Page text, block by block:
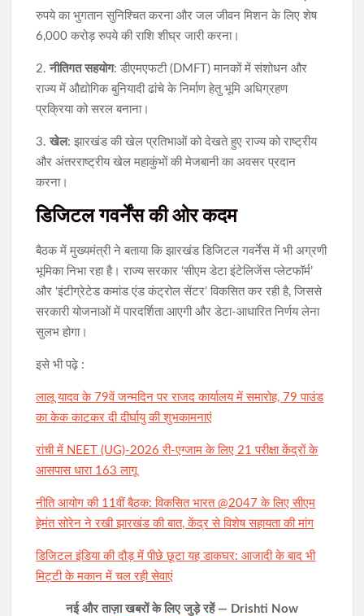
रुपये का भुगतान सुनिश्चित करना और जल जीवन मिशन के लिए शेष
6,000 करोड़ रुपये की राशि शीघ्र जारी करना।
2.नीतिगत सहयोग: डीएमएफटी (DMFT) मानकों में संशोधन और
राज्य में औद्योगिक बुनियादी ढांचे के निर्माण हेतु भूमि अधिग्रहण
प्रक्रिया को सरल बनाना।
3.खेल: झारखंड की खेल प्रतिभाओं को देखते हुए राज्य को राष्ट्रीय
और अंतरराष्ट्रीय खेल महाकुंभों की मेजबानी का अवसर प्रदान
करना।
डिजिटल गवर्नेंस की ओर कदम
बैठक में मुख्यमंत्री ने बताया कि झारखंड डिजिटल गवर्नेंस में भी अग्रणी
भूमिका निभा रहा है। राज्य सरकार ‘सीएम डेटा इंटेलिजेंस प्लेटफॉर्म’
और ‘इंटीग्रेटेड कमांड एंड कंट्रोल सेंटर’ विकसित कर रही है, जिससे
सरकारी योजनाओं में पारदर्शिता आएगी और डेटा-आधारित निर्णय लेना
सुलभ होगा।
इसे भी पढ़े :
लालू यादव के 79वें जन्मदिन पर राजद कार्यालय में समारोह, 79 पाउंड
का केक काटकर दी दीर्घायु की शुभकामनाएं
रांची में NEET (UG)-2026 री-एग्जाम के लिए 21 परीक्षा केंद्रों के
आसपास धारा 163 लागू
नीति आयोग की 11वीं बैठक: विकसित भारत @2047 के लिए सीएम
हेमंत सोरेन ने रखी झारखंड की बात, केंद्र से विशेष सहायता की मांग
डिजिटल इंडिया की दौड़ में पीछे छूटा यह डाकघर: आजादी के बाद भी
मिट्टी के मकान में चल रही सेवाएं
नई और ताज़ा खबरों के लिए जुड़े रहें — Drishti Now